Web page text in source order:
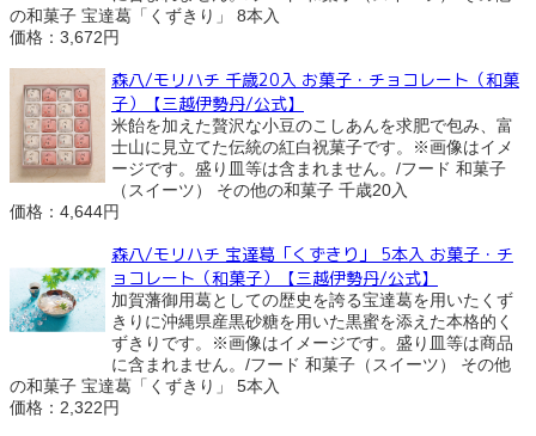
の和菓子 宝達葛「くずきり」 8本入
価格：3,672円
森八/モリハチ 千歳20入 お菓子・チョコレート（和菓
子）【三越伊勢丹/公式】
米飴を加えた贅沢な小豆のこしあんを求肥で包み、富
士山に見立てた伝統の紅白祝菓子です。※画像はイメ
ージです。盛り皿等は含まれません。/フード 和菓子
（スイーツ） その他の和菓子 千歳20入
価格：4,644円
森八/モリハチ 宝達葛「くずきり」 5本入 お菓子・チ
ョコレート（和菓子）【三越伊勢丹/公式】
加賀藩御用葛としての歴史を誇る宝達葛を用いたくず
きりに沖縄県産黒砂糖を用いた黒蜜を添えた本格的く
ずきりです。※画像はイメージです。盛り皿等は商品
に含まれません。/フード 和菓子（スイーツ） その他
の和菓子 宝達葛「くずきり」 5本入
価格：2,322円